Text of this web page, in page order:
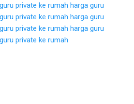
private ke rumah harga guru
private ke rumah harga guru
private ke rumah harga guru
private ke rumah